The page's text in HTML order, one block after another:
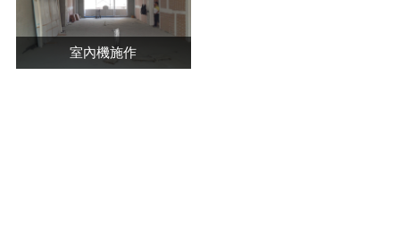
室內機施作